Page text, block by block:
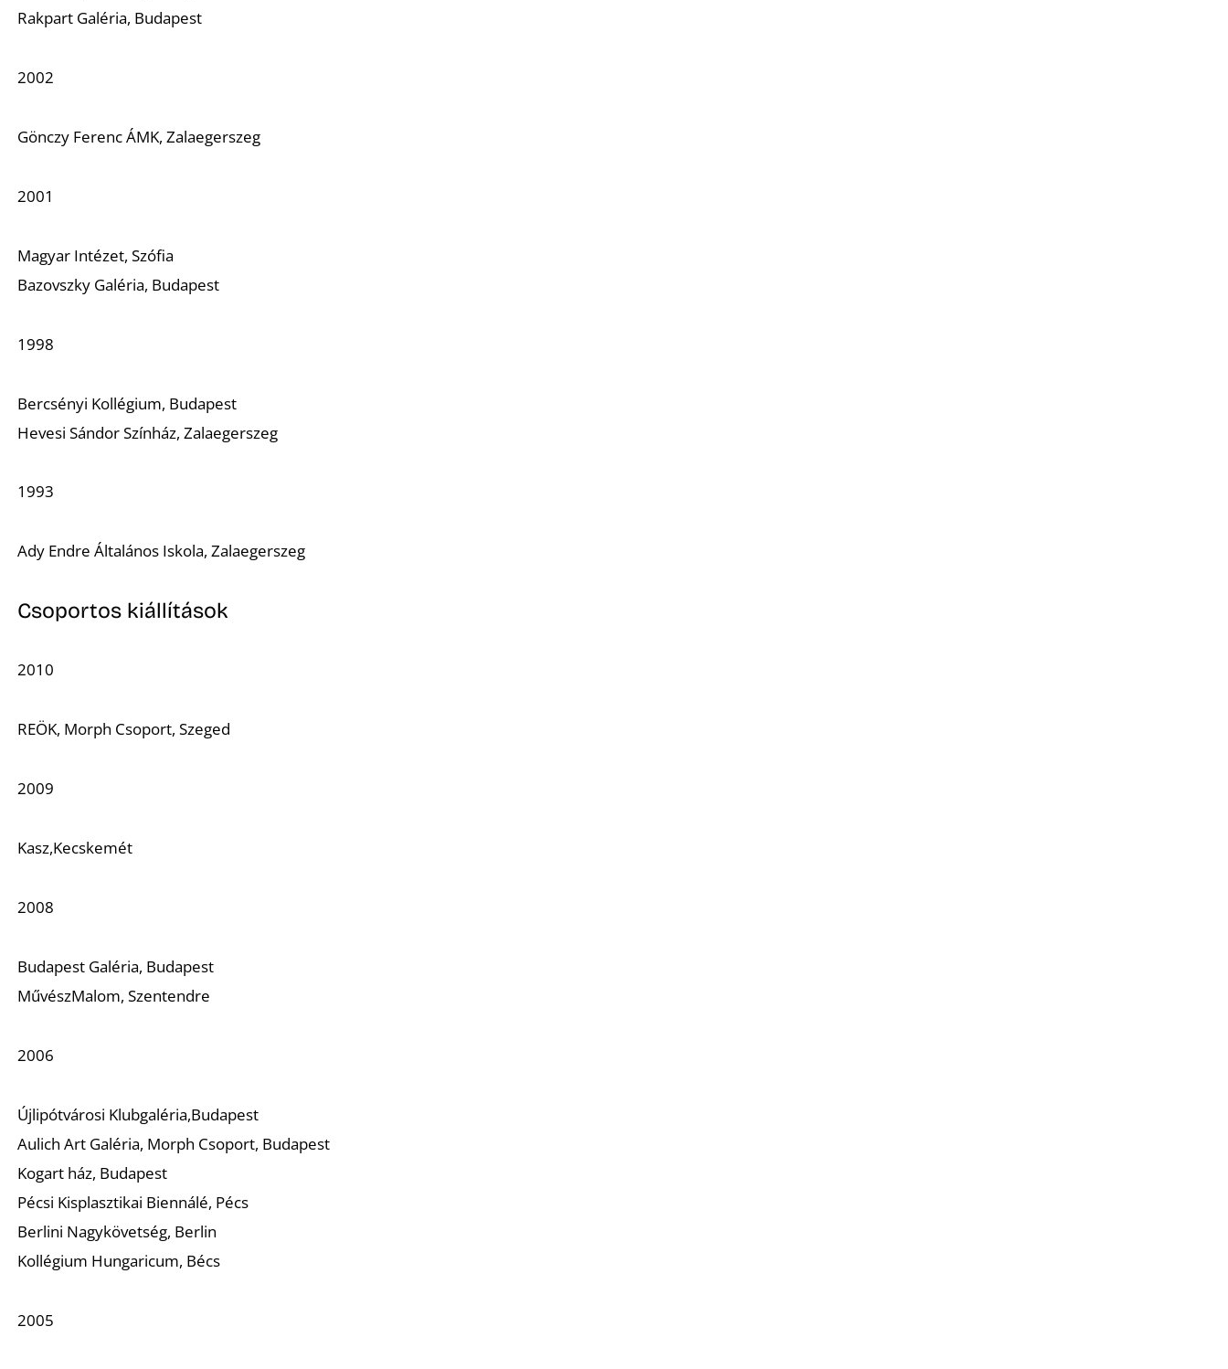
Rakpart Galéria, Budapest
2002
Gönczy Ferenc ÁMK, Zalaegerszeg
2001
Magyar Intézet, Szófia
Bazovszky Galéria, Budapest
1998
Bercsényi Kollégium, Budapest
Hevesi Sándor Színház, Zalaegerszeg
1993
Ady Endre Általános Iskola, Zalaegerszeg
Csoportos kiállítások
2010
REÖK, Morph Csoport, Szeged
2009
Kasz,Kecskemét
2008
Budapest Galéria, Budapest
MűvészMalom, Szentendre
2006
Újlipótvárosi Klubgaléria,Budapest
Aulich Art Galéria, Morph Csoport, Budapest
Kogart ház, Budapest
Pécsi Kisplasztikai Biennálé, Pécs
Berlini Nagykövetség, Berlin
Kollégium Hungaricum, Bécs
2005